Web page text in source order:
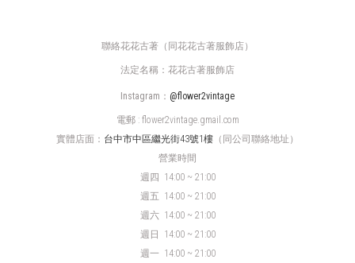
聯絡花花古著（同花花古著服飾店）
法定名稱：花花古著服飾店
Instagram： @flower2vintage
電郵 : flower2vintage.gmail.com
實體店面： 台中市中區繼光街43號1樓 （同公司聯絡地址）
營業時間
週四
14:00 ~ 21:00
週五 14:00 ~ 21:00
週六 14:00 ~ 21:00
週日 14:00 ~ 21:00
週一 14:00 ~ 21:00